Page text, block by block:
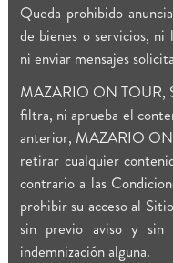
Queda prohibido
de bienes o servicios, ni
ni enviar mensajes
MAZARIO ON TOUR,
filtra, ni aprueba el
anterior, MAZARIO ON
retirar cualquier
contrario a las
prohibir su acceso al
sin previo aviso y sin
indemnización alguna.